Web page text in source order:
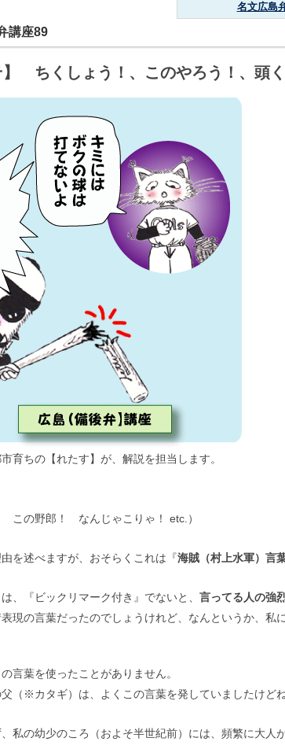
名文広島
講座89
】 ちくしょう！、このやろう！、頭く
育ちの【れたす】が、解説を担当します。
この野郎！ なんじゃこりゃ！ etc.）
を述べますが、おそらくこれは『海賊（村上水軍）言
、『ビックリマーク付き』でないと、 言ってる人の強
現の言葉だったのでしょうけれど、なんというか、
言葉を使ったことがありません。
（※カタギ）は、よくこの言葉を発していましたけどね
私の幼少のころ（およそ半世紀前）には、頻繁に大人